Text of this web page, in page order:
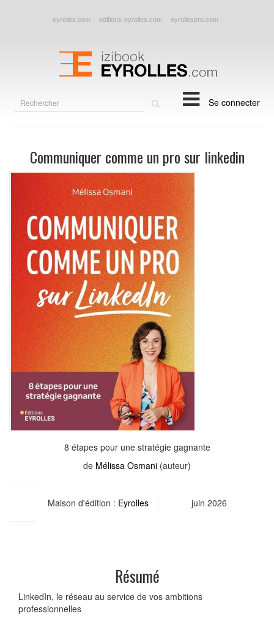
eyrolles.com editions-eyrolles.com eyrollespro.com
Se connecter
Communiquer comme un pro sur linkedin
8 étapes pour une stratégie gagnante
de Mélissa Osmani (auteur)
Maison d'édition : Eyrolles juin 2026
Résumé
LinkedIn, le réseau au service de vos ambitions
professionnelles